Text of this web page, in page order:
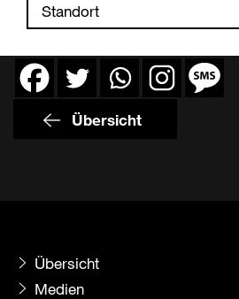
Standort
Übersicht
Übersicht
Medien